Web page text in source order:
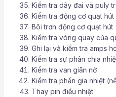
Kiểm tra dây đai và puly
Kiểm tra động cơ quạt
Bôi trơn động cơ quạt hút
Kiểm tra vòng quay của
Ghi lại và kiểm tra amps
Kiểm tra sự phân chia
Kiểm tra van giãn nở
Kiểm tra phần gia nhiệt
Thay pin điều nhiệt